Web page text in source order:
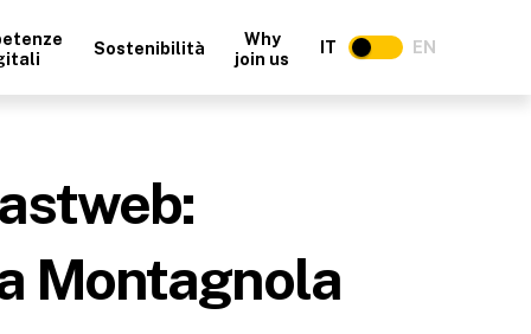
Sostenibilità
Why
join us
IT EN
Montagnola